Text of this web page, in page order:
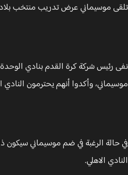
موسيماني عرض تدريب منتخب
رئيس شركة كرة القدم بنادي الوحدة
وأكدوا أنهم يحترمون النادي
الرغبة في ضم موسيماني سيكون
الاهلي.